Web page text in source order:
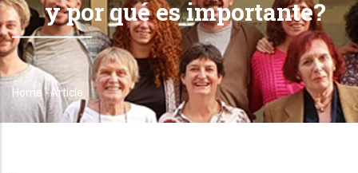
y por qué es importante?
Breadcrumb
Home -Article